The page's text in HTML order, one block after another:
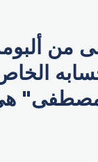
من
مصطفى"